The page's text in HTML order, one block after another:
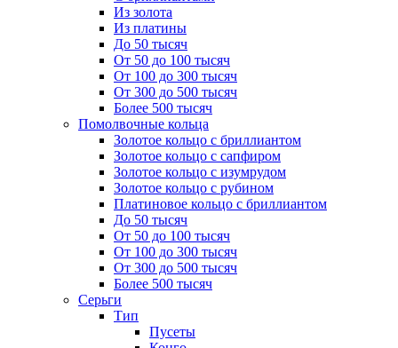
Из золота
Из платины
До 50 тысяч
От 50 до 100 тысяч
От 100 до 300 тысяч
От 300 до 500 тысяч
Более 500 тысяч
Помолвочные кольца
Золотое кольцо с бриллиантом
Золотое кольцо с сапфиром
Золотое кольцо с изумрудом
Золотое кольцо с рубином
Платиновое кольцо с бриллиантом
До 50 тысяч
От 50 до 100 тысяч
От 100 до 300 тысяч
От 300 до 500 тысяч
Более 500 тысяч
Серьги
Тип
Пусеты